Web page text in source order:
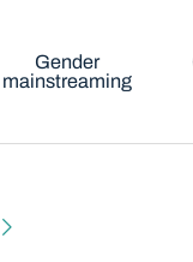
Gender
mainstreaming